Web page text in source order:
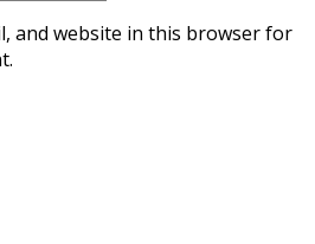
and website in this browser for